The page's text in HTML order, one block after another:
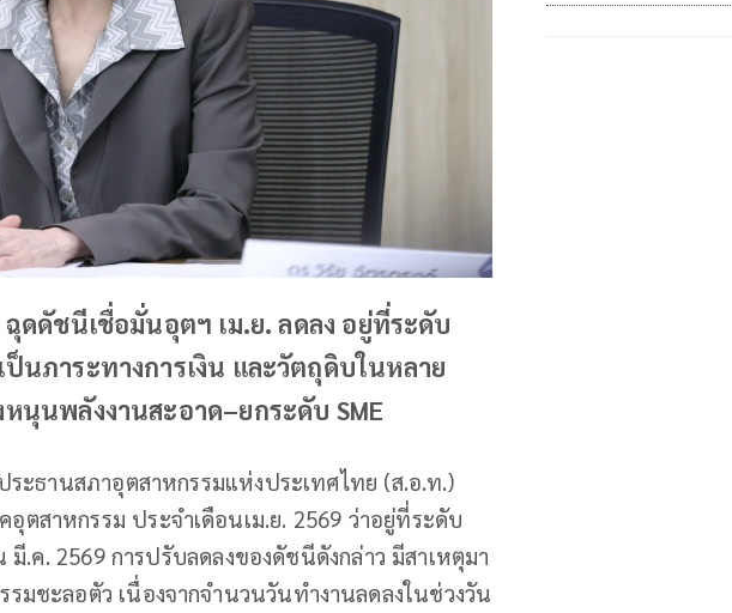
ดดัชนีเชื่อมั่นอุตฯ เม.ย. ลดลง อยู่ที่ระดับ
นภาระทางการเงิน และวัตถุดิบในหลาย
นุนพลังงานสะอาด–ยกระดับ SME
ะธานสภาอุตสาหกรรมแห่งประเทศไทย (ส.อ.ท.)
ตสาหกรรม ประจำเดือนเม.ย. 2569 ว่าอยู่ที่ระดับ
.ค. 2569 การปรับลดลงของดัชนีดังกล่าว มีสาเหตุมา
มชะลอตัว เนื่องจากจำนวนวันทำงานลดลงในช่วงวัน